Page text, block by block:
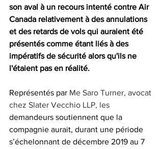
son aval à un recours intenté contre Air
Canada relativement à des annulations
et des retards de vols qui auraient été
présentés comme étant liés à des
impératifs de sécurité alors qu'ils ne
l'étaient pas en réalité.
Représentés par Me Saro Turner, avocat
chez Slater Vecchio LLP, les
demandeurs soutiennent que la
compagnie aurait, durant une période
s’échelonnant de décembre 2019 au 7